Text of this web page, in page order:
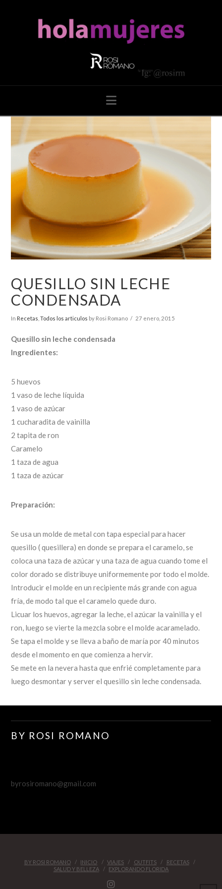
Navigation
QUESILLO SIN LECHE
CONDENSADA
In Recetas ,Todos los articulos by Rosi Romano 27 enero, 2015
Quesillo sin leche condensada
Ingredientes:
5 huevos
1 vaso de leche líquida
1 vaso de azúcar
1 cucharadita de vainilla
2 tapita de ron
Caramelo
1 taza de agua
1 taza de azúcar
Preparación:
Se usa un molde de metal con tapa especial para hacer
quesillo ( quesillera) en donde se prepara el caramelo, se
coloca una taza de azúcar y una taza de agua cuando tome el
color dorado se distribuye uniformemente por todo el molde.
Introducir el molde en un recipiente más grande con agua
fría, de modo tal que el caramelo quede duro.
Licuar los huevos, agregar la leche, el azúcar la vainilla y el
ron, luego se vierte la mezcla sobre el molde acaramelado.
Se tapa el molde y se lleva a baño de maría por 40 minutos
desde el momento en que comienza a hervir.
Se mete en la nevera hasta que enfrié completamente para
luego desmontar y server el quesillo sin leche condensada.
BY ROSI ROMANO
byrosiromano@gmail.com
BY ROSI ROMANO INICIO VIAJES OUTFITS
RECETAS
SALUD Y BELLEZA
EXPLORANDO FLORIDA